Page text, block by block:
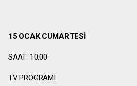
15 OCAK CUMARTESİ
SAAT: 10.00
TV PROGRAMI